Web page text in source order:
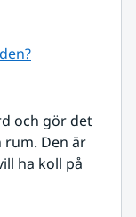
och gör det
rum. Den är
ha koll på